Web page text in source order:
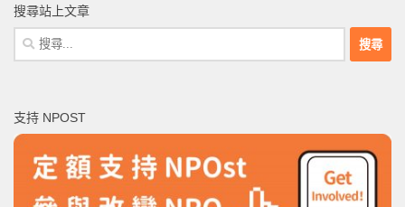
搜尋站上文章
搜
尋
字:
支持 NPOST